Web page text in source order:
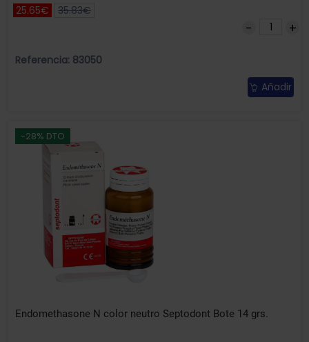
25.65€ 35.83€
Referencia: 83050
Añadir
-28% DTO
Endomethasone N color neutro Septodont Bote 14 grs.